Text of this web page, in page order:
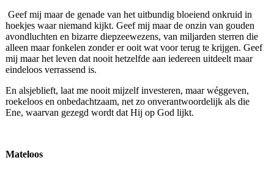
Geef mij maar de genade van het uitbundig bloeiend onkruid in
hoekjes waar niemand kijkt. Geef mij maar de onzin van gouden
avondluchten en bizarre diepzeewezens, van miljarden sterren die
alleen maar fonkelen zonder er ooit wat voor terug te krijgen. Geef
mij maar het leven dat nooit hetzelfde aan iedereen uitdeelt maar
eindeloos verrassend is.
En alsjeblieft, laat me nooit mijzelf investeren, maar wéggeven,
roekeloos en onbedachtzaam, net zo onverantwoordelijk als die
Ene, waarvan gezegd wordt dat Hij op God lijkt.
Mateloos